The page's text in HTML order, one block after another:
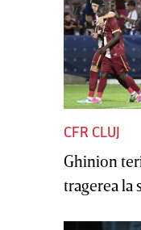
CFR CLUJ
Ghinion
tragerea